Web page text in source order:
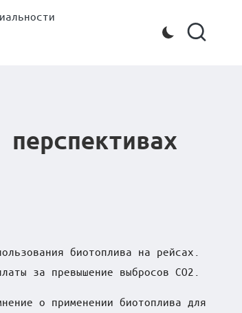
биотоплива на рейсах.
за превышение выбросов CO2.
о применении биотоплива для